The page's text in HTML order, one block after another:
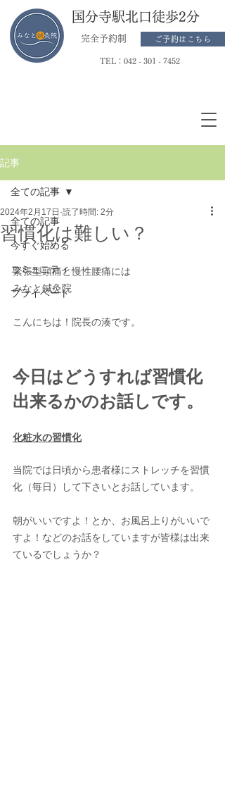
国分寺駅北口徒歩2分
完全予約制 ご予約はこちら
TEL： 042 - 301 - 7452
記事
全ての記事
今すぐ始める
コミュニティ
プライベート
全ての記事
習慣化は難しい？
2024年2月17日 読了時間: 2分
緊張型頭痛と慢性腰痛には
みなと鍼灸院
こんにちは！院長の湊です。
今日はどうすれば習慣化
出来るかのお話しです。
化粧水の習慣化
当院では日頃から患者様にストレッチを習慣
化（毎日）して下さいとお話しています。
朝がいいですよ！とか、お風呂上りがいいで
すよ！などのお話をしていますが皆様は出来
ているでしょうか？